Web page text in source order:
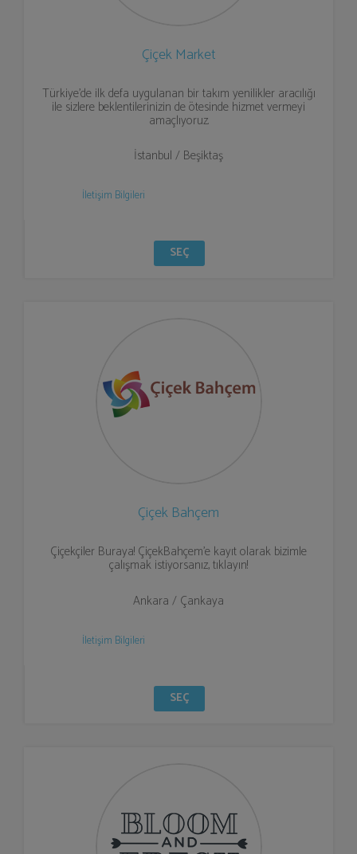
Çiçek Market
Türkiye’de ilk defa uygulanan bir takım yenilikler aracılığı
ile sizlere beklentilerinizin de ötesinde hizmet vermeyi
amaçlıyoruz.
İstanbul / Beşiktaş
İletişim Bilgileri
SEÇ
Çiçek Bahçem
Çiçekçiler Buraya! ÇiçekBahçem'e kayıt olarak bizimle
çalışmak istiyorsanız, tıklayın!
Ankara / Çankaya
İletişim Bilgileri
SEÇ